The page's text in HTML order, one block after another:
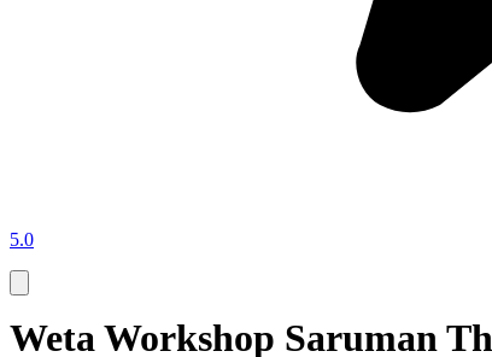
5.0
Weta Workshop Saruman